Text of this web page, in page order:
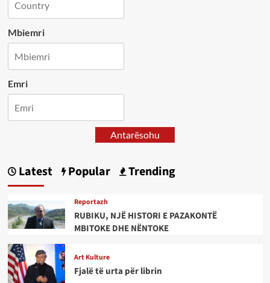
Mbiemri
Emri
Antarësohu
Latest Popular Trending
Reportazh
RUBIKU, NJË HISTORI E PAZAKONTË
MBITOKE DHE NËNTOKE
Art Kulture
Fjalë të urta për librin